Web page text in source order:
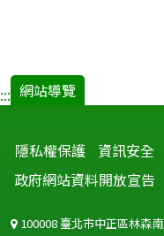
::: 網站導覽
隱私權保護 資訊安全
政府網站資料開放宣告
100008 臺北市中正區林森